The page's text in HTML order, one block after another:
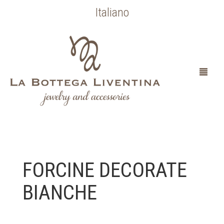
Italiano
CHI SONO
SPOSA
FORCINE DECORATE
BIANCHE